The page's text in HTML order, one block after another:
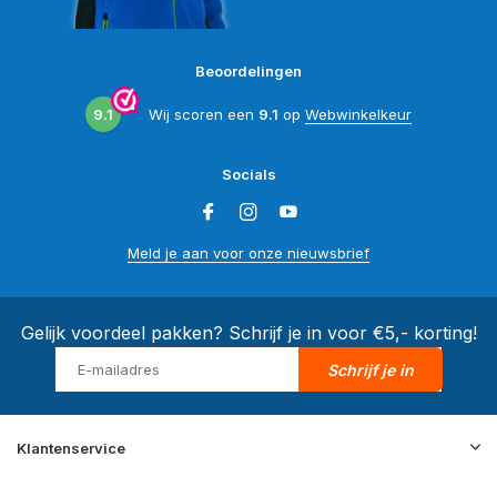
Beoordelingen
9.1 Wij scoren een 9.1 op Webwinkelkeur
Socials
Meld je aan voor onze nieuwsbrief
Gelijk voordeel pakken? Schrijf je in voor €5,- korting!
Schrijf je in
Klantenservice